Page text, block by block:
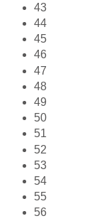
43
44
45
46
47
48
49
50
51
52
53
54
55
56